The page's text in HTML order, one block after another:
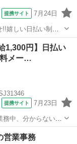
提携サイト 7月24日
!!嬉しい日払い制度
遣＞事務デビュー
日120日／車通勤
1,300円】日払い
料メー…
提携サイト 7月23日
中、分からないこ
て働けますよ♪
飲料メ
営業事務